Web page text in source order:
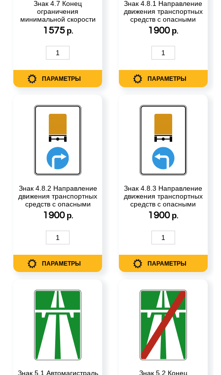
Знак 4.7 Конец
ограничения
минимальной скорости
1575 р.
ПАРАМЕТРЫ
Знак 4.8.1 Направление
движения транспортных
средств с опасными
грузами
1900 р.
ПАРАМЕТРЫ
Знак 4.8.2 Направление
движения транспортных
средств с опасными
грузами
1900 р.
ПАРАМЕТРЫ
Знак 4.8.3 Направление
движения транспортных
средств с опасными
грузами
1900 р.
ПАРАМЕТРЫ
Знак 5.1 Автомагистраль
Знак 5.2 Конец